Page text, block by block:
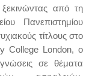
από τη
Πανεπιστημίου
τίτλους στο
College London, ο
σε θέματα